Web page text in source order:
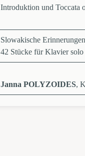
Introduktion und Toccata
Slowakische
42 Stücke für Klavier solo
Janna POLYZOIDES,